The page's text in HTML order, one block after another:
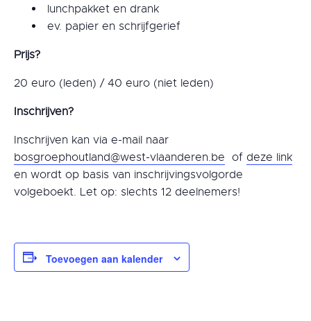
lunchpakket en drank
ev. papier en schrijfgerief
Prijs?
20 euro (leden) / 40 euro (niet leden)
Inschrijven?
Inschrijven kan via e-mail naar
bosgroephoutland@west-vlaanderen.be of deze link
en wordt op basis van inschrijvingsvolgorde
volgeboekt. Let op: slechts 12 deelnemers!
Toevoegen aan kalender